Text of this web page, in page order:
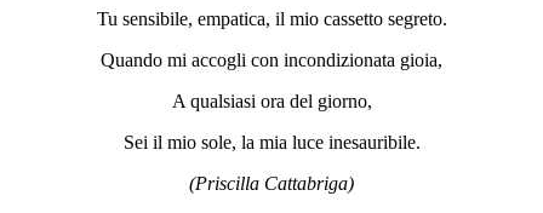
Tu sensibile, empatica, il mio cassetto segreto.
Quando mi accogli con incondizionata gioia,
A qualsiasi ora del giorno,
Sei il mio sole, la mia luce inesauribile.
(Priscilla Cattabriga)